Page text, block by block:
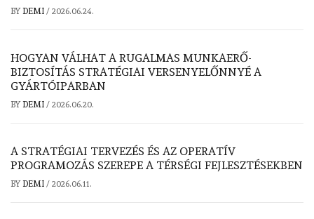
BY DEMI / 2026.06.24.
HOGYAN VÁLHAT A RUGALMAS MUNKAERŐ-
BIZTOSÍTÁS STRATÉGIAI VERSENYELŐNNYÉ A
GYÁRTÓIPARBAN
BY DEMI / 2026.06.20.
A STRATÉGIAI TERVEZÉS ÉS AZ OPERATÍV
PROGRAMOZÁS SZEREPE A TÉRSÉGI FEJLESZTÉSEKBEN
BY DEMI / 2026.06.11.